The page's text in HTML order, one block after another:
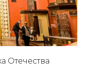
Отечества